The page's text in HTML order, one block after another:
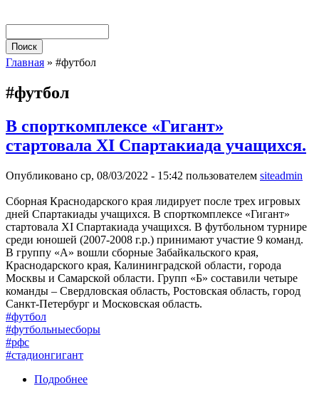
Форма поиска
Главная » #футбол
#футбол
В спорткомплексе «Гигант»
стартовала XI Спартакиада учащихся.
Опубликовано ср, 08/03/2022 - 15:42 пользователем siteadmin
Сборная Краснодарского края лидирует после трех игровых
дней Спартакиады учащихся. В спорткомплексе «Гигант»
стартовала XI Спартакиада учащихся. В футбольном турнире
среди юношей (2007-2008 г.р.) принимают участие 9 команд.
В группу «А» вошли сборные Забайкальского края,
Краснодарского края, Калининградской области, города
Москвы и Самарской области. Групп «Б» составили четыре
команды – Свердловская область, Ростовская область, город
Санкт-Петербург и Московская область.
#футбол
#футбольныесборы
#рфс
#стадионгигант
Подробнее